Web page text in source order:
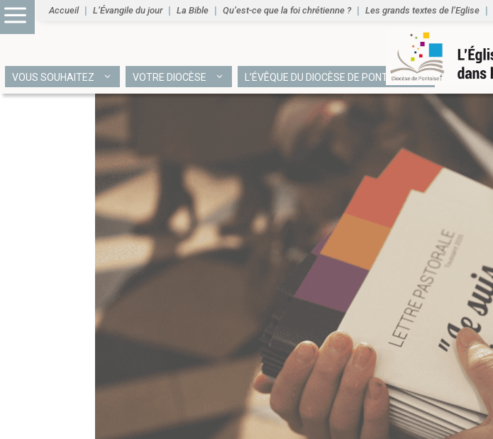
Accueil L’Évangile du jour La Bible Qu’est-ce que la foi chrétienne ? Les grands textes de l’Eglise
VOUS SOUHAITEZ VOTRE DIOCÈSE L’ÉVÊQUE DU DIOCÈSE DE PONTOISE